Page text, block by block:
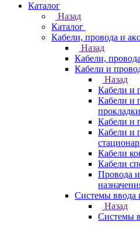
Каталог
Назад
Каталог
Кабели, провода и
Назад
Кабели,
Кабели и
Назад
Кабели и
Кабели и
прокладки
Кабели и
Кабели и
Кабели
Кабели
Провода
Системы ввода
Назад
Системы